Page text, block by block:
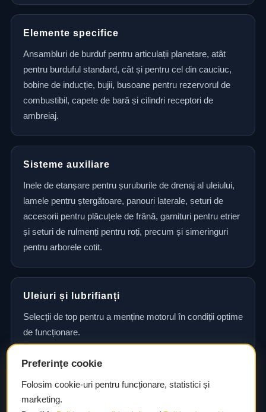
Elemente specifice
Ansambluri de burduf pentru articulații planetare, atât
pentru burduful standard, cât și pentru cel din cauciuc,
bobine de inducție, bujii, busoane pentru rezervorul de
combustibil, capete de bară și cilindri receptori de
ambreiaj.
Sisteme auxiliare
Inele de etanșare pentru șuruburile de drenaj al uleiului,
lamele pentru ștergătoare, panouri laterale, seturi de
accesorii pentru plăcuțele de frână, garnituri pentru etrier
și seturi de rulmenți pentru roți, precum și simeringuri
pentru arborele cotit.
Uleiuri și lubrifianți
Selecții de top pentru a menține motorul în condiții optime
de funcționare.
Consultanță și asistență tehnică
Consultanță și asistență tehnică pentru alegerea pieselor
Preferințe cookie
Folosim cookie-uri pentru funcționare, statistici și
marketing.